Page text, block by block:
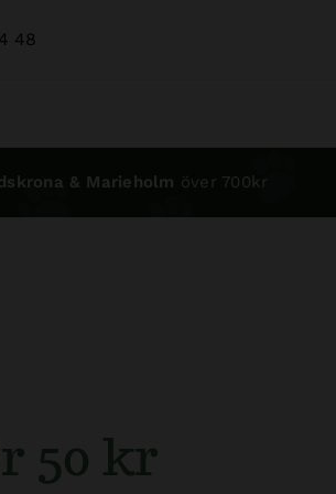
48
& Marieholm över 700kr
50 kr